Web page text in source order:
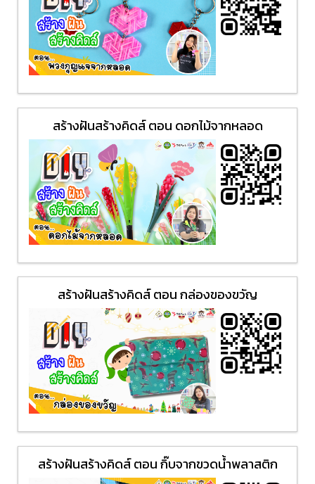
สร้างฝันสร้างคิดส์ ตอน ดอกไม้จากหลอด
สร้างฝันสร้างคิดส์ ตอน กล่องของขวัญ
สร้างฝันสร้างคิดส์ ตอน กิ๊บจากขวดน้ำพลาสติก